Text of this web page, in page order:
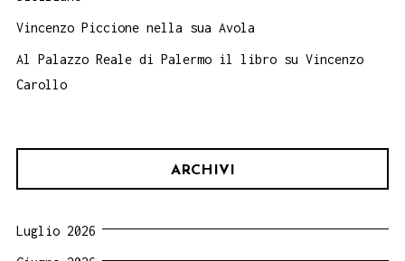
Vincenzo Piccione nella sua Avola
Al Palazzo Reale di Palermo il libro su Vincenzo
Carollo
ARCHIVI
Luglio 2026